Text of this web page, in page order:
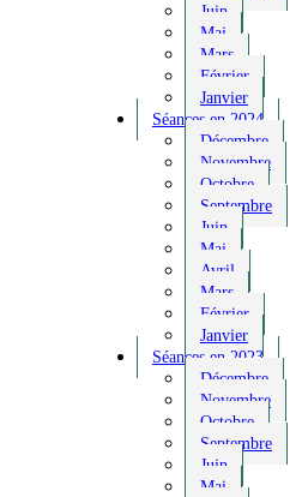
Juin
Mai
Mars
Février
Janvier
Séances en 2024
Décembre
Novembre
Octobre
Septembre
Juin
Mai
Avril
Mars
Février
Janvier
Séances en 2023
Décembre
Novembre
Octobre
Septembre
Juin
Mai